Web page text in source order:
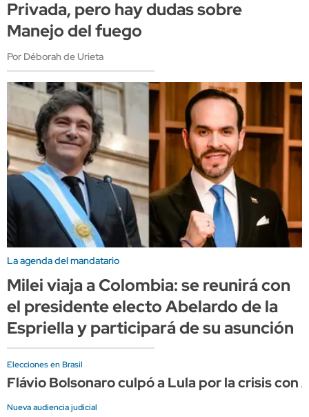
Privada, pero hay dudas sobre
Manejo del fuego
Por Déborah de Urieta
La agenda del mandatario
Milei viaja a Colombia: se reunirá con
el presidente electo Abelardo de la
Espriella y participará de su asunción
Elecciones en Brasil
Flávio Bolsonaro culpó a Lula por la crisis con
Nueva audiencia judicial